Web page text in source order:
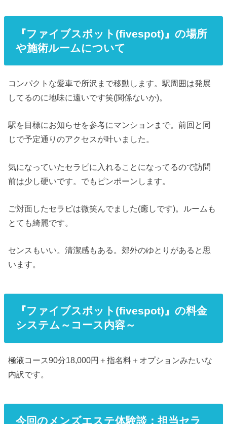
『ファイブスポット(fivespot)』の場所
や施術ルームについて
コンパクトな愛車で所沢まで移動します。駅周囲は発展
してるのに地味に遠いです笑(関係ないか)。
駅を目標にお知らせを参考にマンションまで。前回と同
じで予定通りのアクセスが叶いました。
気になっていたセラピに入れることになってるので訪問
前は少し硬いです。でもピンポーンします。
ご対面したセラピは微笑んでました(癒しです)。ルームも
とても綺麗です。
センスもいい。清潔感もある。郊外のゆとりがあると思
います。
『ファイブスポット(fivespot)』の料金
システム～コース内容～
極液コース90分18,000円＋指名料＋オプションみたいな
内訳です。
今回のメンズエステ体験談：担当セラ